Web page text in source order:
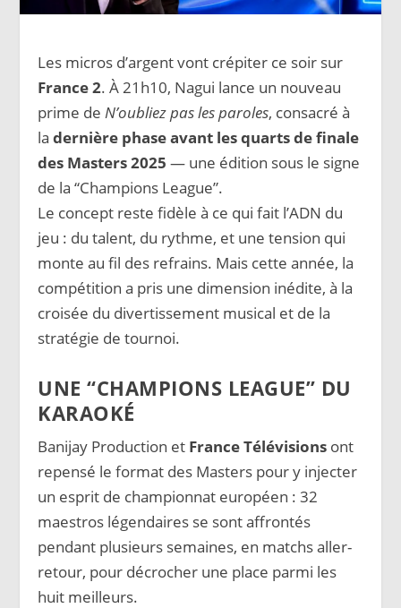
Les micros d’argent vont crépiter ce soir sur
France 2. À 21h10, Nagui lance un nouveau
prime deN’oubliez pas les paroles, consacré à
ladernière phase avant les quarts de finale
des Masters 2025 — une édition sous le signe
de la “Champions League”.
Le concept reste fidèle à ce qui fait l’ADN du
jeu : du talent, du rythme, et une tension qui
monte au fil des refrains. Mais cette année, la
compétition a pris une dimension inédite, à la
croisée du divertissement musical et de la
stratégie de tournoi.
UNE “CHAMPIONS LEAGUE” DU
KARAOKÉ
Banijay Production et France Télévisions ont
repensé le format des Masters pour y injecter
un esprit de championnat européen : 32
maestros légendaires se sont affrontés
pendant plusieurs semaines, en matchs aller-
retour, pour décrocher une place parmi les
huit meilleurs.